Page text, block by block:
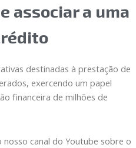
associar a uma
destinadas à prestação de
exercendo um papel
financeira de milhões de
nosso canal do Youtube sobre o